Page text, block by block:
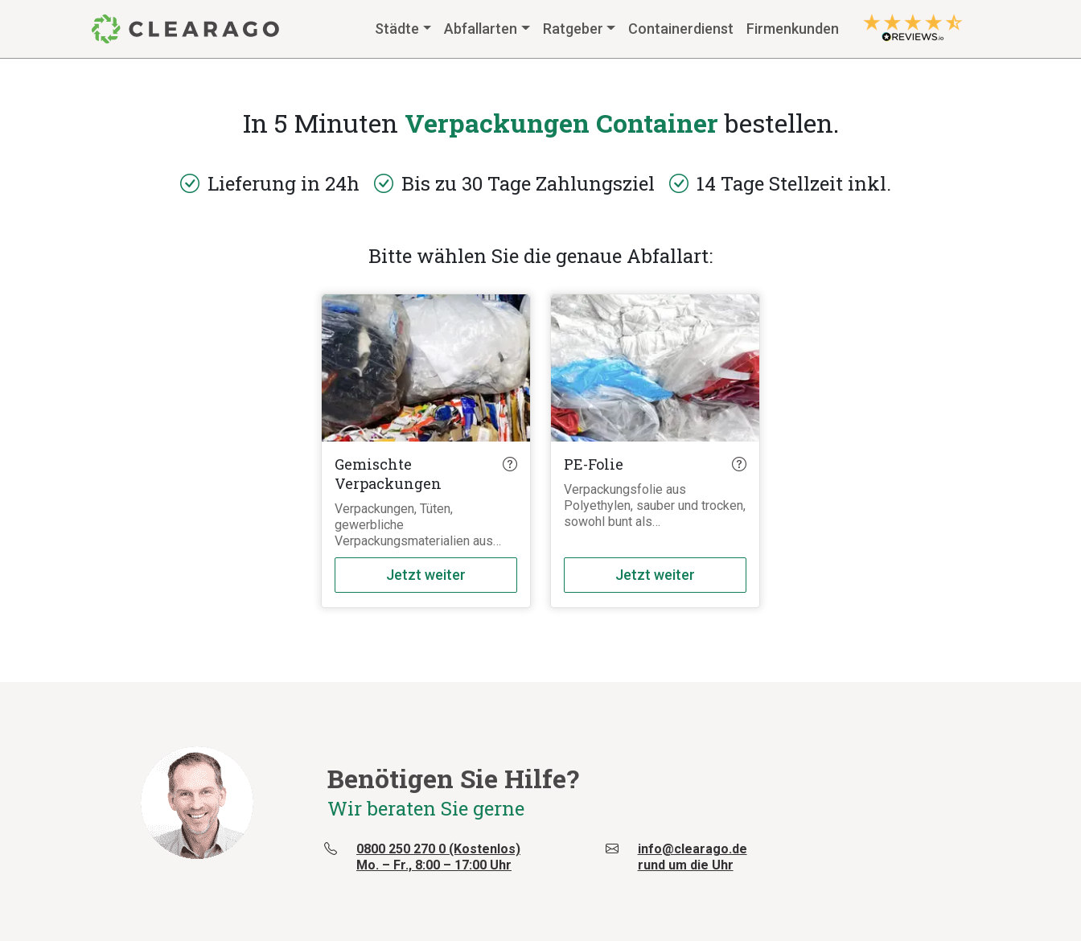
Städte Abfallarten Ratgeber Containerdienst Firmenkunden
In 5 Minuten Verpackungen Containerbestellen.
Lieferung in 24h Bis zu 30 Tage Zahlungsziel 14 Tage Stellzeit inkl.
Bitte wählen Sie die genaue Abfallart:
Gemischte
Verpackungen
Verpackungen, Tüten,
gewerbliche
Verpackungsmaterialien aus
Kunststoff,
Papier/Pappe/Karton sowie
Verbundmaterialien,
Verpackungsstyroporformteile
Jetzt weiter
PE-Folie
Verpackungsfolie aus
Polyethylen, sauber und trocken,
sowohl bunt als
oder Silofolien.
Jetzt weiter
Benötigen Sie Hilfe?
Wir beraten Sie gerne
0800 250 270 0 (Kostenlos)
Mo. – Fr., 8:00 – 17:00 Uhr
info@clearago.de
rund um die Uhr